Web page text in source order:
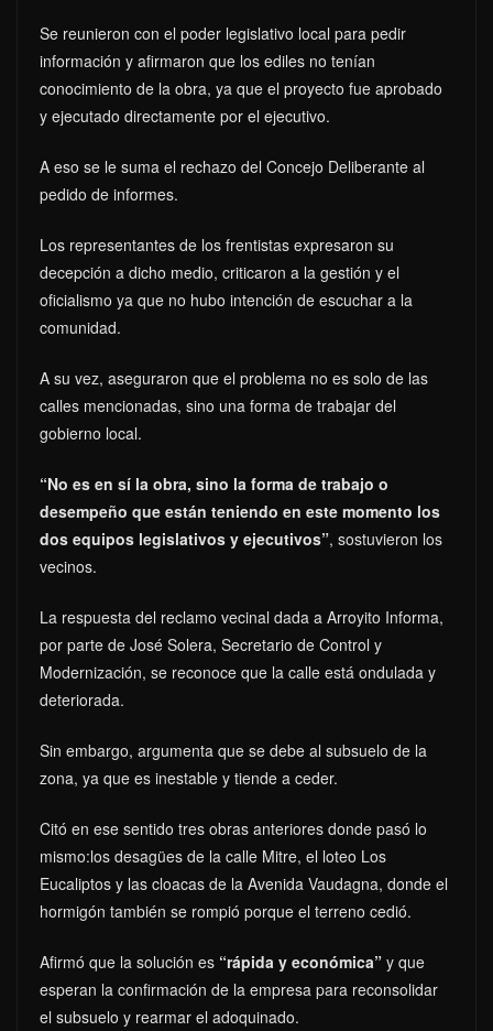
Se reunieron con el poder legislativo local para pedir
información y afirmaron que los ediles no tenían
conocimiento de la obra, ya que el proyecto fue aprobado
y ejecutado directamente por el ejecutivo.
A eso se le suma el rechazo del Concejo Deliberante al
pedido de informes.
Los representantes de los frentistas expresaron su
decepción a dicho medio, criticaron a la gestión y el
oficialismo ya que no hubo intención de escuchar a la
comunidad.
A su vez, aseguraron que el problema no es solo de las
calles mencionadas, sino una forma de trabajar del
gobierno local.
“No es en sí la obra, sino la forma de trabajo o
desempeño que están teniendo en este momento los
dos equipos legislativos y ejecutivos”, sostuvieron los
vecinos.
La respuesta del reclamo vecinal dada a Arroyito Informa,
por parte de José Solera, Secretario de Control y
Modernización, se reconoce que la calle está ondulada y
deteriorada.
Sin embargo, argumenta que se debe al subsuelo de la
zona, ya que es inestable y tiende a ceder.
Citó en ese sentido tres obras anteriores donde pasó lo
mismo:los desagües de la calle Mitre, el loteo Los
Eucaliptos y las cloacas de la Avenida Vaudagna, donde el
hormigón también se rompió porque el terreno cedió.
Afirmó que la solución es “rápida y económica” y que
esperan la confirmación de la empresa para reconsolidar
el subsuelo y rearmar el adoquinado.